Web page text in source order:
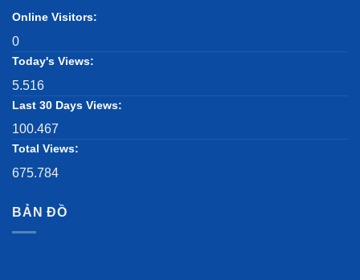
Online Visitors:
0
Today's Views:
5.516
Last 30 Days Views:
100.467
Total Views:
675.784
BẢN ĐỒ